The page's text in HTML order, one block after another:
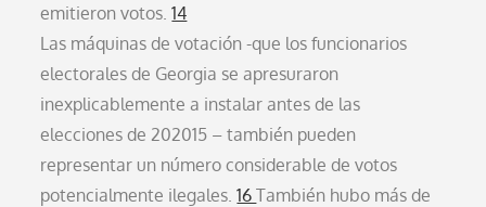
emitieron votos.14
Las máquinas de votación -que los funcionarios
electorales de Georgia se apresuraron
inexplicablemente a instalar antes de las
elecciones de 202015 – también pueden
representar un número considerable de votos
potencialmente ilegales.16También hubo más de